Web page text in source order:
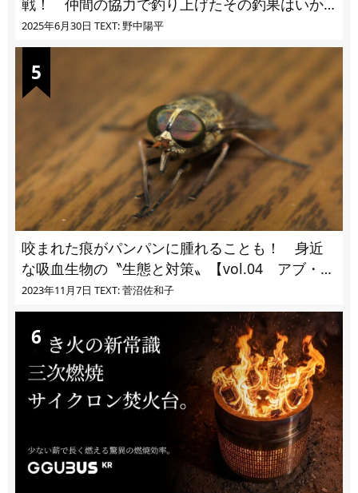
戦！ 仲間の協力で釣り上げたその釣果はいか
に!?
2025年6月30日 TEXT: 野中陽平
咬まれた痕がパンパンに腫れることも！ 身近
な吸血生物の〝生態と対策〟【vol.04 アブ・ブ
ユ・ヌカカ】
2023年11月7日 TEXT: 菅沼佐和子